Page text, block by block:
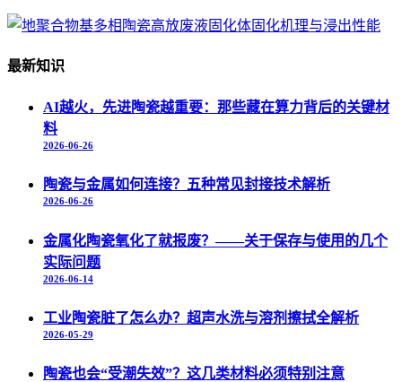
最新知识
AI越火，先进陶瓷越重要：那些藏在算力背后的关键材
料
2026-06-26
陶瓷与金属如何连接？五种常见封接技术解析
2026-06-26
金属化陶瓷氧化了就报废？——关于保存与使用的几个
实际问题
2026-06-14
工业陶瓷脏了怎么办？超声水洗与溶剂擦拭全解析
2026-05-29
陶瓷也会“受潮失效”？这几类材料必须特别注意